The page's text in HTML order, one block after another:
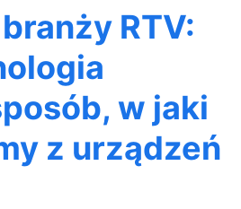
RTV:
w jaki
z urządzeń